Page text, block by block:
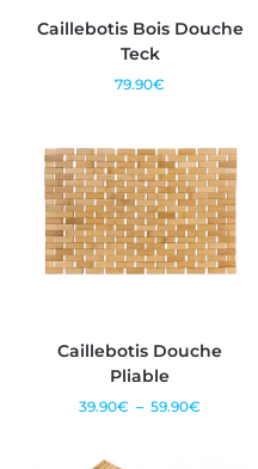
Caillebotis Bois Douche
Teck
79.90€
Caillebotis Douche
Pliable
39.90€ – 59.90€